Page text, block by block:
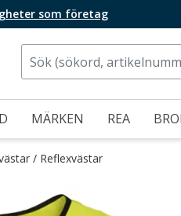
som företag
MÄRKEN REA
/ Reflexvästar